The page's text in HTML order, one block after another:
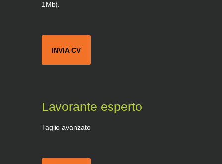
1Mb).
INVIA CV
Lavorante esperto
Taglio avanzato